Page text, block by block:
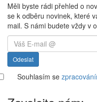
Měli byste rádi přehled o
se k odběru novinek, které
mail. S námi budete vždy v
Odeslat
Souhlasím se